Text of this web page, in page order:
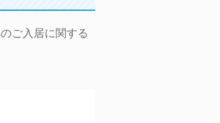
ご入居に関する